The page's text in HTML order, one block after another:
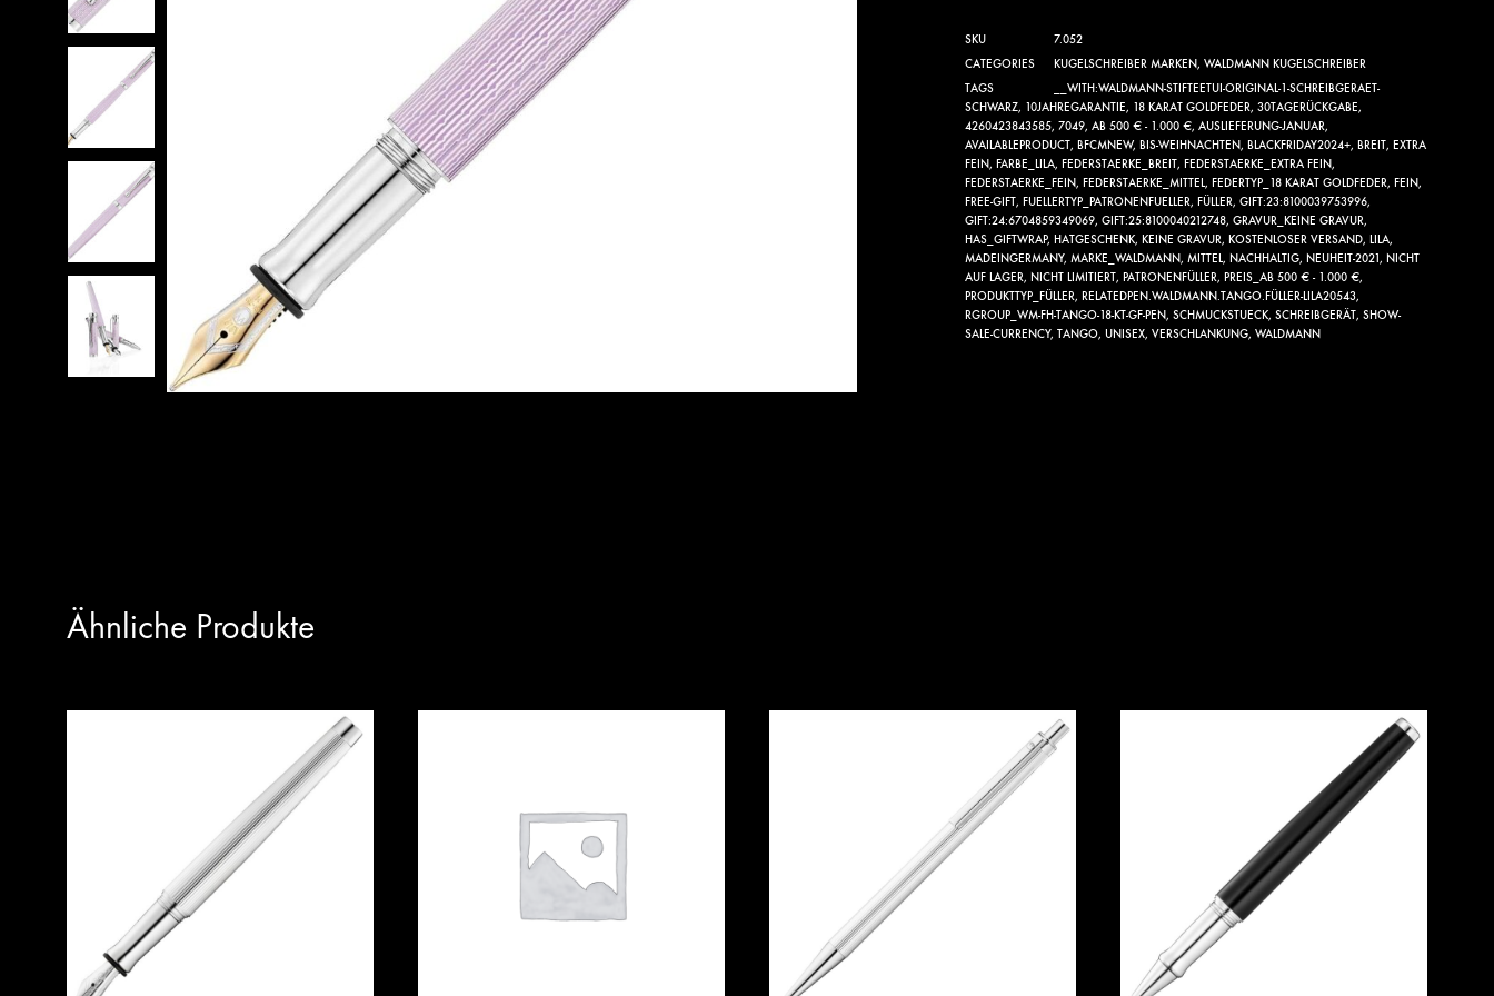
SKU
7.052
CATEGORIES
KUGELSCHREIBER MARKEN, WALDMANN KUGELSCHREIBER
TAGS
__WITH:WALDMANN-STIFTEETUI-ORIGINAL-1-SCHREIBGERAET-
SCHWARZ, 10JAHREGARANTIE, 18 KARAT GOLDFEDER, 30TAGERÜCKGABE,
4260423843585, 7049, AB 500 € - 1.000 €, AUSLIEFERUNG-JANUAR,
AVAILABLEPRODUCT, BFCMNEW, BIS-WEIHNACHTEN, BLACKFRIDAY2024+, BREIT, EXTRA
FEIN, FARBE_LILA, FEDERSTAERKE_BREIT, FEDERSTAERKE_EXTRA FEIN,
FEDERSTAERKE_FEIN, FEDERSTAERKE_MITTEL, FEDERTYP_18 KARAT GOLDFEDER, FEIN,
FREE-GIFT, FUELLERTYP_PATRONENFUELLER, FÜLLER, GIFT:23:8100039753996,
GIFT:24:6704859349069, GIFT:25:8100040212748, GRAVUR_KEINE GRAVUR,
HAS_GIFTWRAP, HATGESCHENK, KEINE GRAVUR, KOSTENLOSER VERSAND, LILA,
MADEINGERMANY, MARKE_WALDMANN, MITTEL, NACHHALTIG, NEUHEIT-2021, NICHT
AUF LAGER, NICHT LIMITIERT, PATRONENFÜLLER, PREIS_AB 500 € - 1.000 €,
PRODUKTTYP_FÜLLER, RELATEDPEN.WALDMANN.TANGO.FÜLLER-LILA20543,
RGROUP_WM-FH-TANGO-18-KT-GF-PEN, SCHMUCKSTUECK, SCHREIBGERÄT, SHOW-
SALE-CURRENCY, TANGO, UNISEX, VERSCHLANKUNG, WALDMANN
Ähnliche Produkte